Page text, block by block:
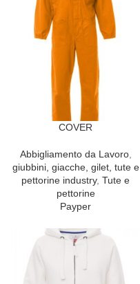
COVER
Abbigliamento da Lavoro,
giubbini, giacche, gilet, tute e
pettorine industry, Tute e
pettorine
Payper